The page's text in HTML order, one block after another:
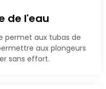
de l'eau
permet aux tubas de
aux plongeurs
sans effort.